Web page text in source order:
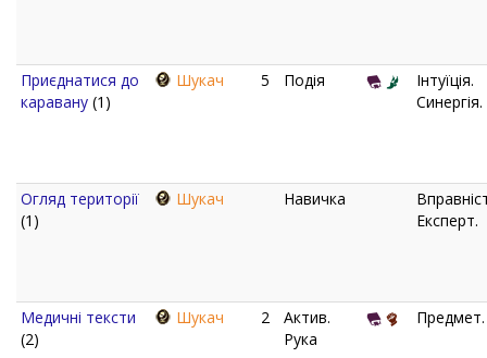
Приєднатися до
каравану (1)
Шукач 5 Подія
Інтуїція.
Синергія.
Огляд території
(1)
Шукач Навичка
Експерт.
Медичні тексти
(2)
Шукач 2
Актив.
Рука